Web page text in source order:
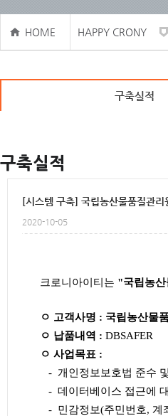
HOME HAPPY CRONY
구축실적
구축실적
[시스템 구축] 국립농산물품질관리
2020-10-05
크로니아이티는 "국립농산
ㅇ 고객사명 : 국립농산물
ㅇ 납품내역 : DBSAFER
ㅇ 사업목표 :
- 개인정보보호법 준수
- 데이터베이스 접근에
- 민감정보(주민번호, 계